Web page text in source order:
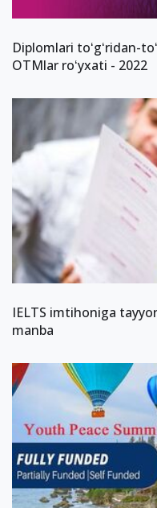
Diplomlari toʻgʻridan-
OTMlar roʻyxati - 2022
IELTS imtihoniga
manba